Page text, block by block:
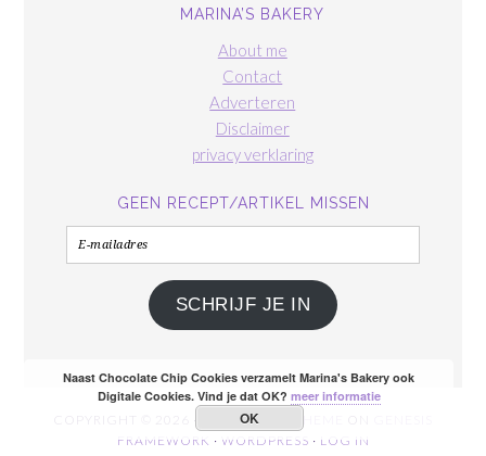
MARINA’S BAKERY
About me
Contact
Adverteren
Disclaimer
privacy verklaring
GEEN RECEPT/ARTIKEL MISSEN
E-
mailadres
SCHRIJF JE IN
COPYRIGHT © 2026 · FOODIE PRO THEME
FRAMEWORK · WORDPRESS · LOG IN
Naast Chocolate Chip Cookies verzamelt Marina's Bakery ook
Digitale Cookies. Vind je dat OK? meer informatie
OK